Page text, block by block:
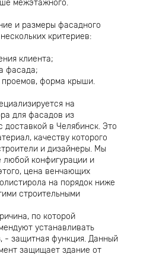
межэтажного.
и размеры фасадного
критериев:
клиента;
фасада;
проемов, форма крыши.
на
для фасадов из
доставкой в Челябинск. Это
качеству которого
и дизайнеры. Мы
любой конфигурации и
цена венчающих
на порядок ниже
строительными
по которой
устанавливать
- защитная функция. Данный
защищает здание от